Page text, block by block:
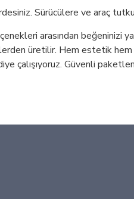
Sürücülere ve araç
arasından beğeninizi
üretilir. Hem estetik hem
çalışıyoruz. Güvenli